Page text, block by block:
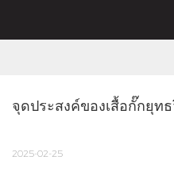
จุดประสงค์ของเสื้อกั๊กยุท
2025-02-25